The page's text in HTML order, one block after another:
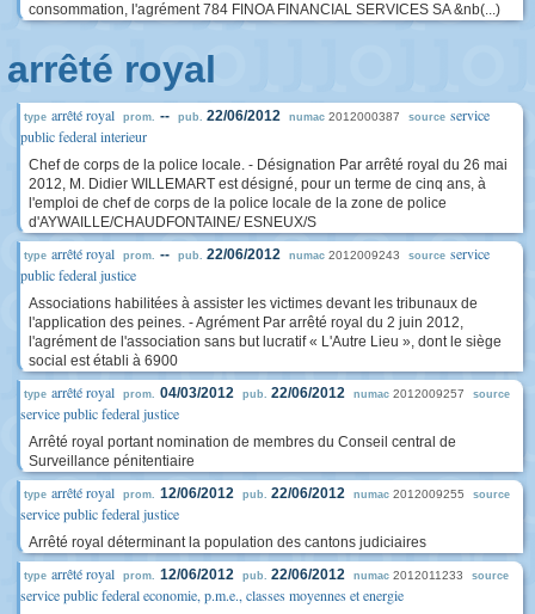
consommation, l'agrément 784 FINOA FINANCIAL SERVICES SA &nb(...)
arrêté royal
type arrêté royal prom. -- pub. 22/06/2012 numac 2012000387 source service
public federal interieur
Chef de corps de la police locale. - Désignation Par arrêté royal du 26 mai
2012, M. Didier WILLEMART est désigné, pour un terme de cinq ans, à
l'emploi de chef de corps de la police locale de la zone de police
d'AYWAILLE/CHAUDFONTAINE/ ESNEUX/S
type arrêté royal prom. -- pub. 22/06/2012 numac 2012009243 source service
public federal justice
Associations habilitées à assister les victimes devant les tribunaux de
l'application des peines. - Agrément Par arrêté royal du 2 juin 2012,
l'agrément de l'association sans but lucratif « L'Autre Lieu », dont le siège
social est établi à 6900
type arrêté royal prom. 04/03/2012 pub. 22/06/2012 numac 2012009257 source
service public federal justice
Arrêté royal portant nomination de membres du Conseil central de
Surveillance pénitentiaire
type arrêté royal prom. 12/06/2012 pub. 22/06/2012 numac 2012009255 source
service public federal justice
Arrêté royal déterminant la population des cantons judiciaires
type arrêté royal prom. 12/06/2012 pub. 22/06/2012 numac 2012011233 source
service public federal economie, p.m.e., classes moyennes et energie